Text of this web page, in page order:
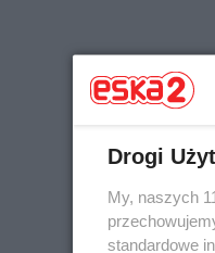
Drogi
My, naszych
standardowe